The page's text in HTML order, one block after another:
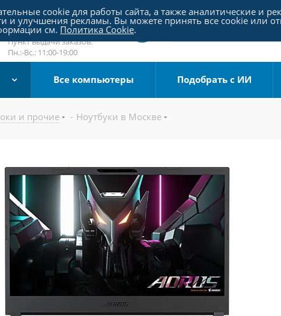
Пятницкое шоссе 18, пав. 267
email:sale@pc-arena.ru
Пн.:-Вс.: 10:00-20:00
Пункт выдачи заказов:
Пн.:-Вс.: 11:00-19:00
Все компьютеры Подобрать с ИИ
и прочие - Ноутбуки в Москве
cookie для работы сайта, а также аналитические и
и улучшения рекламы. Вы можете принять все cookie или
см. Политика Cookie.